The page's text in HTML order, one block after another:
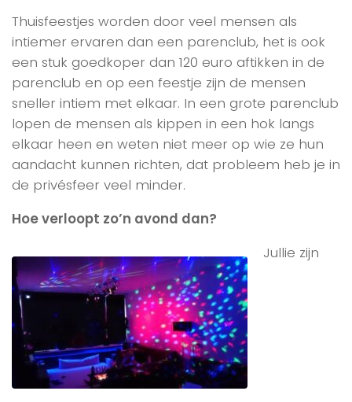
Thuisfeestjes worden door veel mensen als
intiemer ervaren dan een parenclub, het is ook
een stuk goedkoper dan 120 euro aftikken in de
parenclub en op een feestje zijn de mensen
sneller intiem met elkaar. In een grote parenclub
lopen de mensen als kippen in een hok langs
elkaar heen en weten niet meer op wie ze hun
aandacht kunnen richten, dat probleem heb je in
de privésfeer veel minder.
Hoe verloopt zo’n avond dan?
Jullie zijn